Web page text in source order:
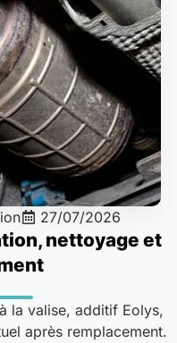
27/07/2026
nettoyage et
la valise, additif Eolys,
après remplacement.